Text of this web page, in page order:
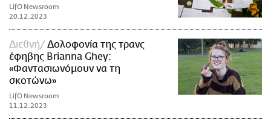
LifO Newsroom
20.12.2023
Διεθνή
Δολοφονία της τρανς
έφηβης Brianna Ghey:
«Φαντασιωνόμουν να τη
σκοτώνω»
LifO Newsroom
11.12.2023